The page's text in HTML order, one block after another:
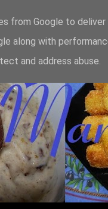
from Google to
along with
and address abuse.